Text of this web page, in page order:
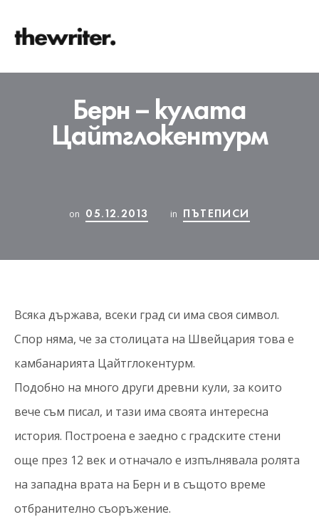
Берн – кулата
Цайтглокентурм
on 05.12.2013 in ПЪТЕПИСИ
Всяка държава, всеки град си има своя символ.
Спор няма, че за столицата на Швейцария това е
камбанарията Цайтглокентурм.
Подобно на много други древни кули, за които
вече съм писал, и тази има своята интересна
история. Построена е заедно с градските стени
още през 12 век и отначало е изпълнявала ролята
на западна врата на Берн и в същото време
отбранително съоръжение.